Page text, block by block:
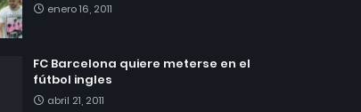
enero 16, 2011
FC Barcelona quiere meterse en el
fútbol ingles
abril 21, 2011